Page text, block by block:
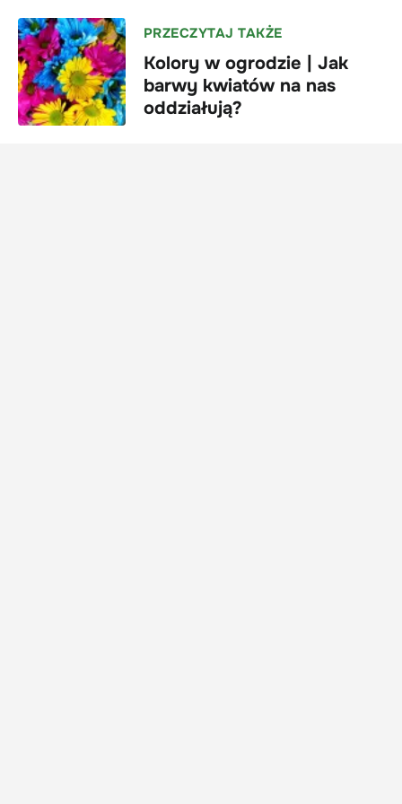
PRZECZYTAJ TAKŻE
Kolory w ogrodzie | Jak
barwy kwiatów na nas
oddziałują?